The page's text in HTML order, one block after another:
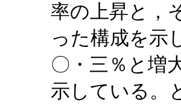
率の上昇と，
った構成を示
〇・三％と増
示している。